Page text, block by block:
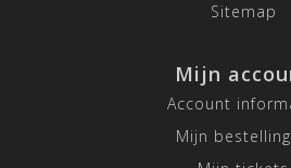
Sitemap
Mijn
Account
Mijn